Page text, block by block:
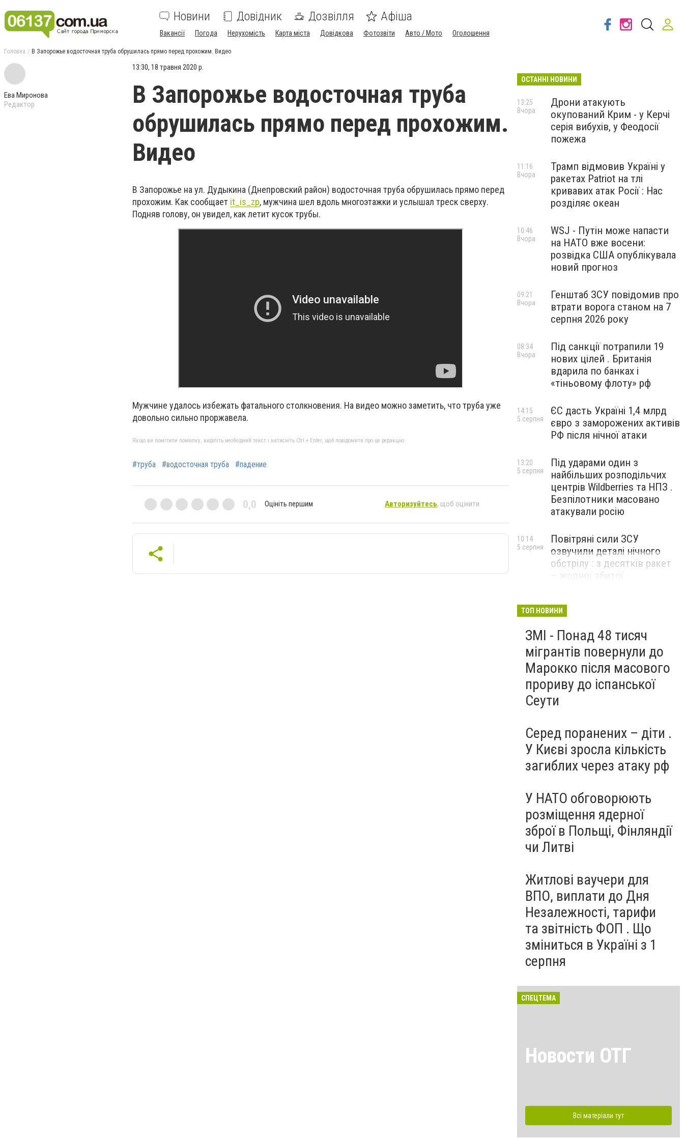
Новини Довідник Дозвілля Афіша
Вакансії Погода Нерухомість Карта міста Довідкова Фотозвіти Авто / Мото Оголошення
Головна В Запорожье водосточная труба обрушилась прямо перед прохожим. Видео
Ева Миронова
Редактор
13:30, 18 травня 2020 р.
В Запорожье водосточная труба
обрушилась прямо перед прохожим.
Видео
В Запорожье на ул. Дудыкина (Днепровский район) водосточная труба обрушилась прямо перед
прохожим. Как сообщает it_is_zp, мужчина шел вдоль многоэтажки и услышал треск сверху.
Подняв голову, он увидел, как летит кусок трубы.
Мужчине удалось избежать фатального столкновения. На видео можно заметить, что труба уже
довольно сильно проржавела.
Якщо ви помітили помилку, виділіть необхідний текст і натисніть Ctrl + Enter, щоб повідомити про це редакцію
#труба #водосточная труба #падение
0,0 Оцініть першим Авторизуйтесь, щоб оцінити
ОСТАННІ НОВИНИ
Дрони атакують
окупований Крим - у Керчі
серія вибухів, у Феодосії
пожежа
13:25
Вчора
Трамп відмовив Україні у
ракетах Patriot на тлі
кривавих атак Росії : Нас
розділяє океан
11:16
Вчора
WSJ - Путін може напасти
на НАТО вже восени:
розвідка США опублікувала
новий прогноз
10:46
Вчора
Генштаб ЗСУ повідомив про
втрати ворога станом на 7
серпня 2026 року
09:21
Вчора
Під санкції потрапили 19
нових цілей . Британія
вдарила по банках і
«тіньовому флоту» рф
08:34
Вчора
ЄС дасть Україні 1,4 млрд
євро з заморожених активів
РФ після нічної атаки
14:15
5 серпня
Під ударами один з
найбільших розподільчих
центрів Wildberries та НПЗ .
Безпілотники масовано
атакували росію
13:20
5 серпня
Повітряні сили ЗСУ
озвучили деталі нічного
обстрілу : з десятків ракет
– жодної збитої
10:14
5 серпня
ТОП НОВИНИ
ЗМІ - Понад 48 тисяч
мігрантів повернули до
Марокко після масового
прориву до іспанської
Сеути
Серед поранених – діти .
У Києві зросла кількість
загиблих через атаку рф
У НАТО обговорюють
розміщення ядерної
зброї в Польщі, Фінляндії
чи Литві
Житлові ваучери для
ВПО, виплати до Дня
Незалежності, тарифи
та звітність ФОП . Що
зміниться в Україні з 1
серпня
СПЕЦТЕМА
Новости ОТГ
Всі матеріали тут